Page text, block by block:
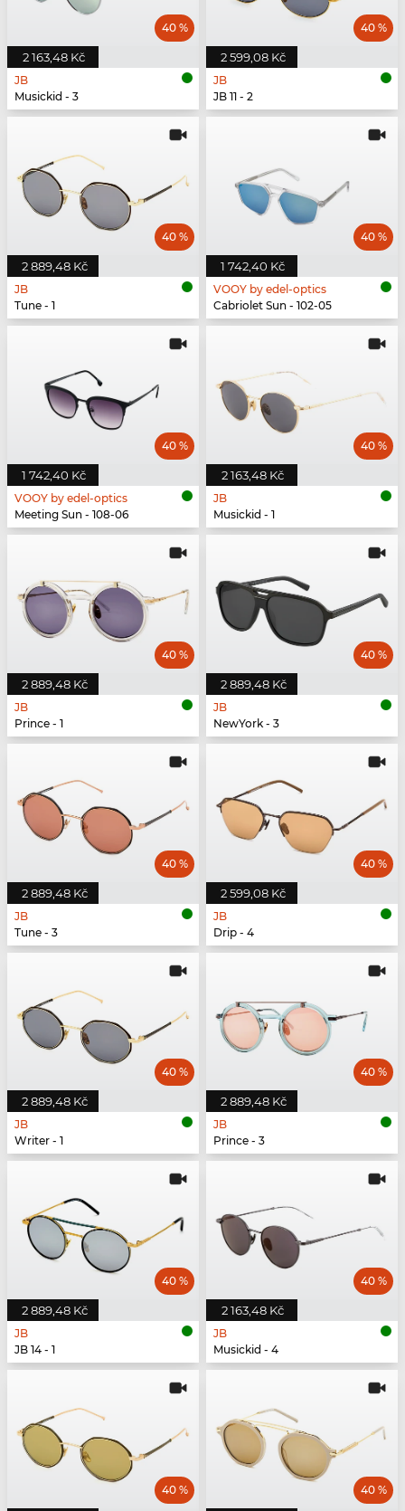
2 163,48 Kč
40 %
JB
Musickid - 3
2 599,08 Kč
40 %
JB
JB 11 - 2
2 889,48 Kč
40 %
JB
Tune - 1
1 742,40 Kč
40 %
VOOY by edel-optics
Cabriolet Sun - 102-05
1 742,40 Kč
40 %
VOOY by edel-optics
Meeting Sun - 108-06
2 163,48 Kč
40 %
JB
Musickid - 1
2 889,48 Kč
40 %
JB
Prince - 1
2 889,48 Kč
40 %
JB
NewYork - 3
2 889,48 Kč
40 %
JB
Tune - 3
2 599,08 Kč
40 %
JB
Drip - 4
2 889,48 Kč
40 %
JB
Writer - 1
2 889,48 Kč
40 %
JB
Prince - 3
2 889,48 Kč
40 %
JB
JB 14 - 1
2 163,48 Kč
40 %
JB
Musickid - 4
40 % 40 %